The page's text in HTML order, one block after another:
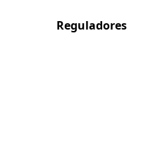
Reguladores